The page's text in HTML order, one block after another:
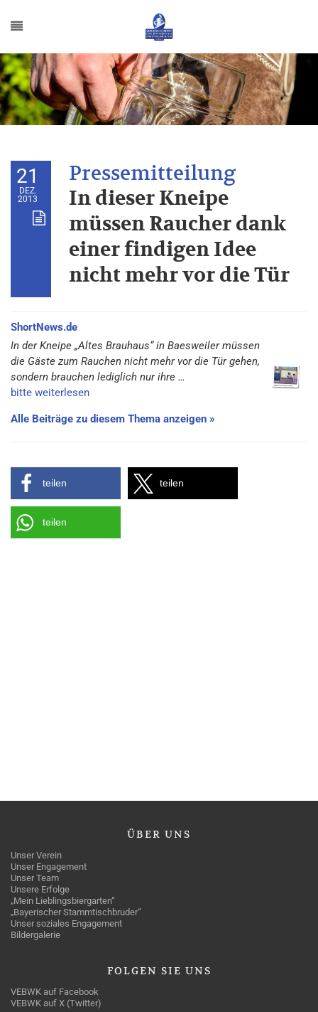
21
DEZ.
2013
In dieser Kneipe
müssen Raucher dank
einer findigen Idee
nicht mehr vor die Tür
ShortNews.de
In der Kneipe „Altes Brauhaus“ in Baesweiler müssen
die Gäste zum Rauchen nicht mehr vor die Tür gehen,
sondern brauchen lediglich nur ihre …
bitte weiterlesen
Alle Beiträge zu diesem Thema anzeigen »
teilen teilen
teilen
ÜBER UNS
Unser Verein
Unser Engagement
Unser Team
Unsere Erfolge
„Mein Lieblingsbiergarten“
„Bayerischer Stammtischbruder“
Unser soziales Engagement
Bildergalerie
FOLGEN SIE UNS
VEBWK auf Facebook
VEBWK auf X (Twitter)